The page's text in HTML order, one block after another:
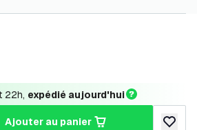
22h, expédié aujourd'hui
ajouter au panier